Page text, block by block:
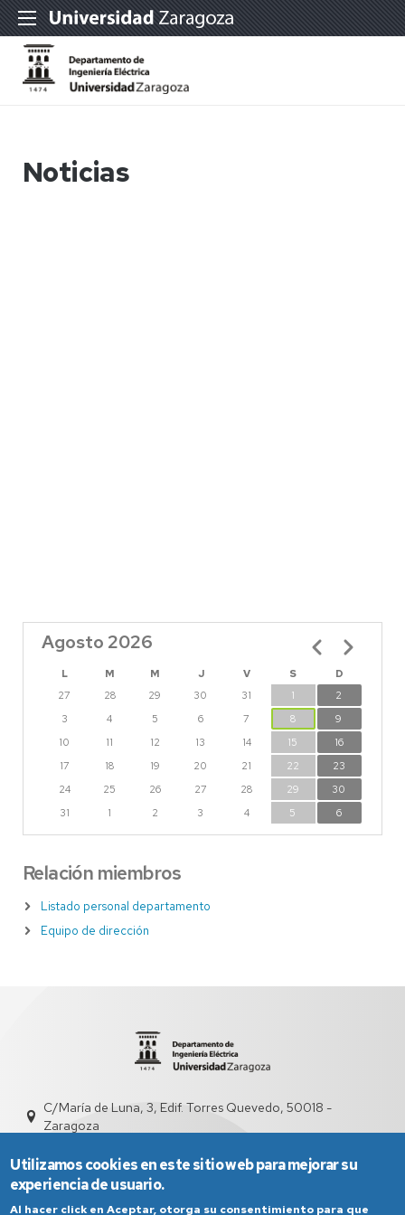
Noticias
Agosto 2026
L M M J V S
D
27
28 29 30 31 1
2
3
4 5 6 7 8
9
10
11 12 13 14 15
16
17
18 19 20 21 22
23
24
25 26 27 28 29
30
31
1 2 3 4 5 6
Paginación
Relación miembros
Listado personal departamento
Equipo de dirección
C/María de Luna, 3, Edif. Torres Quevedo, 50018 -
Zaragoza
Utilizamos cookies en este sitio web para mejorar su
experiencia de usuario.
Al hacer click en Aceptar, otorga su consentimiento para que